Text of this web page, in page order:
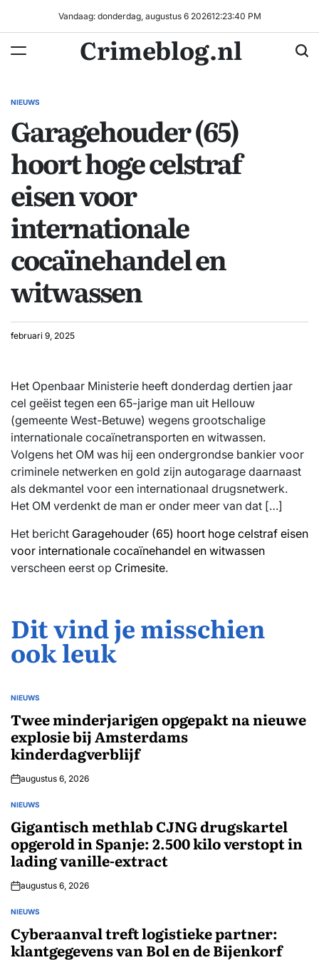
inhoud
Vandaag: donderdag, augustus 6 202612:23:41 PM
Crimeblog.nl
GEPLAATST
NIEUWS
Garagehouder (65)
hoort hoge celstraf
eisen voor
internationale
cocaïnehandel en
witwassen
februari 9, 2025
Het Openbaar Ministerie heeft donderdag dertien jaar
cel geëist tegen een 65-jarige man uit Hellouw
(gemeente West-Betuwe) wegens grootschalige
internationale cocaïnetransporten en witwassen.
Volgens het OM was hij een ondergrondse bankier voor
criminele netwerken en gold zijn autogarage daarnaast
als dekmantel voor een internationaal drugsnetwerk.
Het OM verdenkt de man er onder meer van dat […]
Het bericht Garagehouder (65) hoort hoge celstraf eisen
voor internationale cocaïnehandel en witwassen
verscheen eerst op Crimesite.
Dit vind je misschien
ook leuk
GEPLAATST
NIEUWS
Twee minderjarigen opgepakt na nieuwe
explosie bij Amsterdams
kinderdagverblijf
augustus 6, 2026
GEPLAATST
NIEUWS
Gigantisch methlab CJNG drugskartel
opgerold in Spanje: 2.500 kilo verstopt in
lading vanille-extract
augustus 6, 2026
GEPLAATST
NIEUWS
Cyberaanval treft logistieke partner:
klantgegevens van Bol en de Bijenkorf